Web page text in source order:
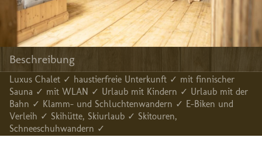
Beschreibung
Luxus Chalet ✓ haustierfreie Unterkunft ✓ mit finnischer
Sauna ✓ mit WLAN ✓ Urlaub mit Kindern ✓ Urlaub mit der
Bahn ✓ Klamm- und Schluchtenwandern ✓ E-Biken und
Verleih ✓ Skihütte, Skiurlaub ✓ Skitouren,
Schneeschuhwandern ✓